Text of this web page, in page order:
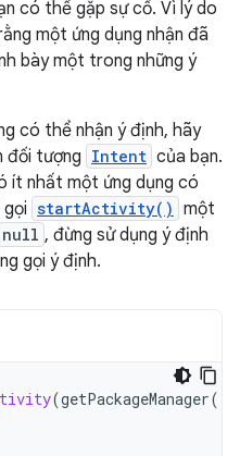
có thể gặp sự cố. Vì lý do
một ứng dụng nhận đã
bày một trong những ý
có thể nhận ý định, hãy
đối tượng Intent của bạn.
ít nhất một ứng dụng có
startActivity() một
null , đừng sử dụng ý định
gọi ý định.
(getPackageManager())